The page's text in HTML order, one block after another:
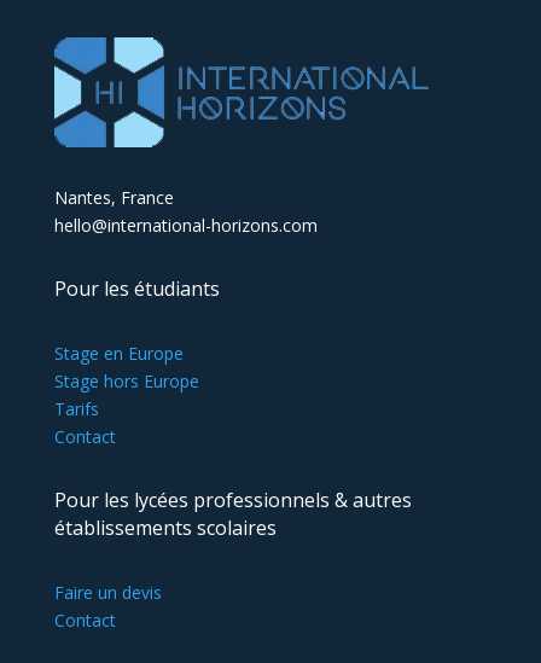
Nantes, France
hello@international-horizons.com
Pour les étudiants
Stage en Europe
Stage hors Europe
Tarifs
Contact
Pour les lycées professionnels & autres
établissements scolaires
Faire un devis
Contact